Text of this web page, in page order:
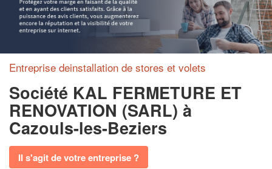
Entreprise deinstallation de stores et volets
Société KAL FERMETURE ET
RENOVATION (SARL) à
Cazouls-les-Beziers
Il s'agit de votre entreprise ?